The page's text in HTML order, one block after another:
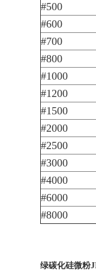
#500
#600
#700
#800
#1000
#1200
#1500
#2000
#2500
#3000
#4000
#6000
#8000
绿碳化硅微粉